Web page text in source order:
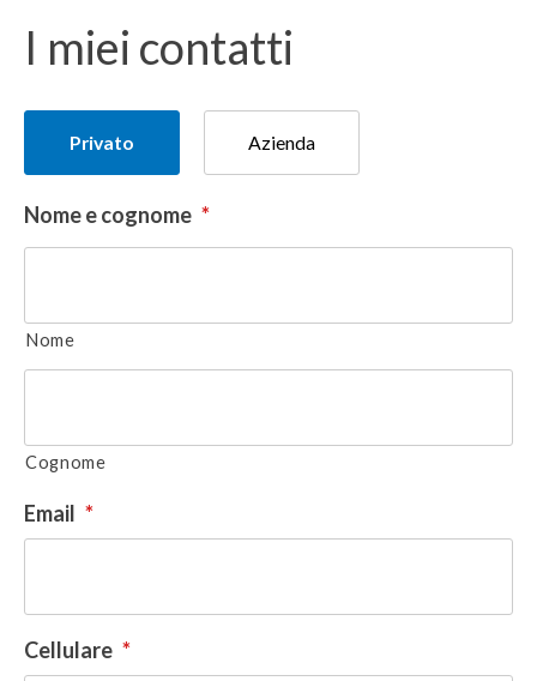
I miei contatti
donatore
Privato Azienda
Nome e cognome *
Nome
Cognome
Email *
Cellulare *